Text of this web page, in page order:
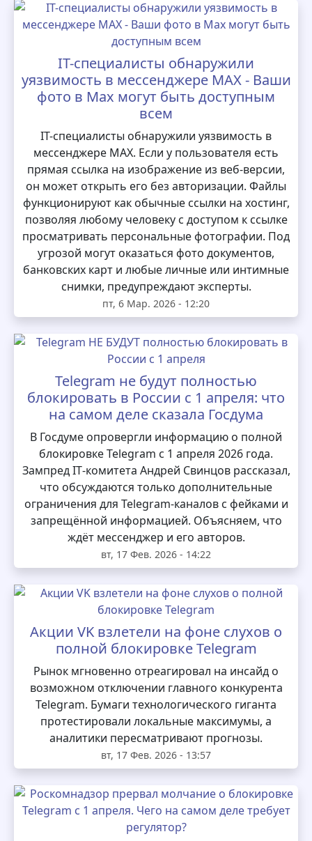
IT-специалисты обнаружили
уязвимость в мессенджере MAX - Ваши
фото в Max могут быть доступным
всем
IT-специалисты обнаружили уязвимость в
мессенджере MAX. Если у пользователя есть
прямая ссылка на изображение из веб-версии,
он может открыть его без авторизации. Файлы
функционируют как обычные ссылки на хостинг,
позволяя любому человеку с доступом к ссылке
просматривать персональные фотографии. Под
угрозой могут оказаться фото документов,
банковских карт и любые личные или интимные
снимки, предупреждают эксперты.
пт, 6 Мар. 2026 - 12:20
Telegram не будут полностью
блокировать в России с 1 апреля: что
на самом деле сказала Госдума
В Госдуме опровергли информацию о полной
блокировке Telegram с 1 апреля 2026 года.
Зампред IT‑комитета Андрей Свинцов рассказал,
что обсуждаются только дополнительные
ограничения для Telegram‑каналов с фейками и
запрещённой информацией. Объясняем, что
ждёт мессенджер и его авторов.
вт, 17 Фев. 2026 - 14:22
Акции VK взлетели на фоне слухов о
полной блокировке Telegram
Рынок мгновенно отреагировал на инсайд о
возможном отключении главного конкурента
Telegram. Бумаги технологического гиганта
протестировали локальные максимумы, а
аналитики пересматривают прогнозы.
вт, 17 Фев. 2026 - 13:57